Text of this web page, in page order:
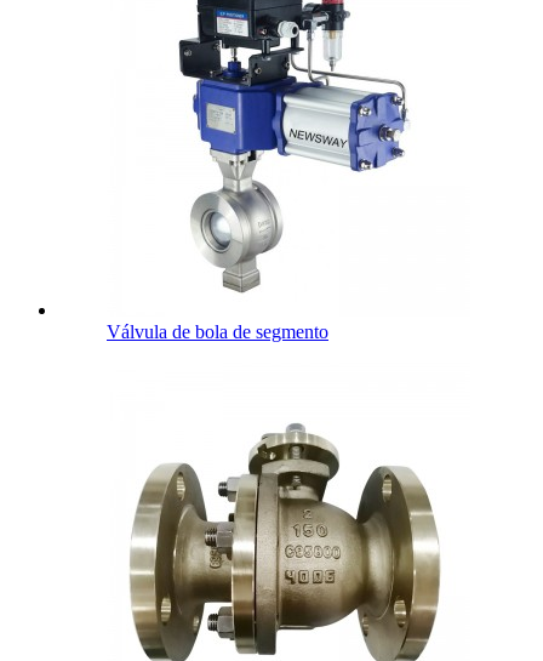
Válvula de bola de segmento